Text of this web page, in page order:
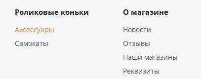
Роликовые коньки
Аксессуары
Самокаты
О магазине
Новости
Отзывы
Наши магазины
Реквизиты